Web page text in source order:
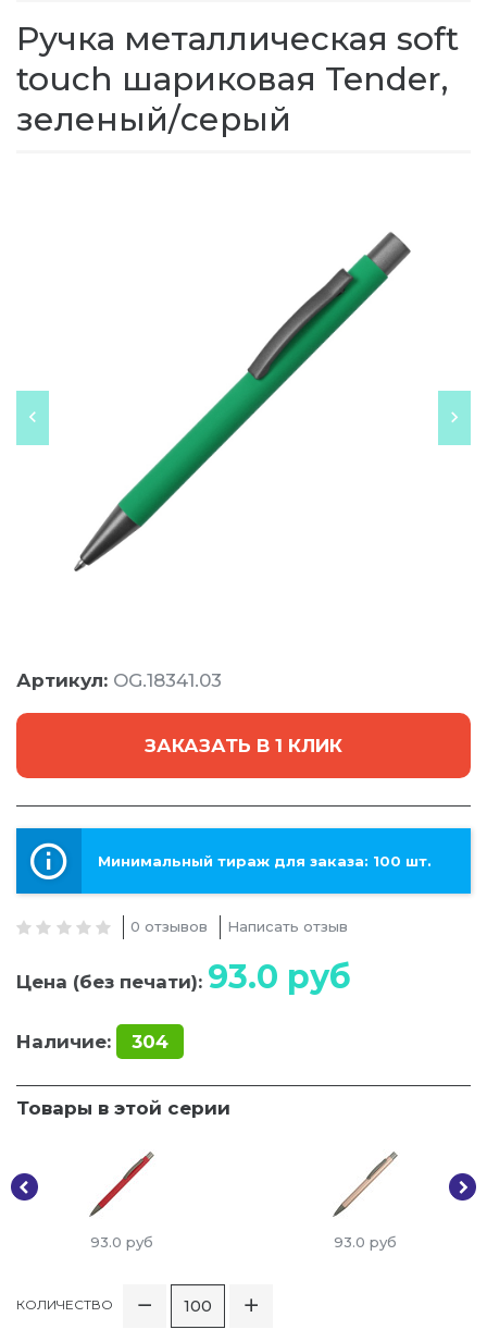
Ручка металлическая soft
touch шариковая Tender,
зеленый/серый
Артикул: OG.18341.03
ЗАКАЗАТЬ В 1 КЛИК
Минимальный тираж для заказа: 100 шт.
0 отзывов Написать отзыв
Цена (без печати): 93.0 руб
Наличие: 304
Товары в этой серии
93.0 руб 93.0 руб
КОЛИЧЕСТВО